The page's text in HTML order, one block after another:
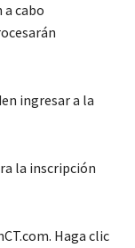
cabo
ingresar a la
la inscripción
Haga clic